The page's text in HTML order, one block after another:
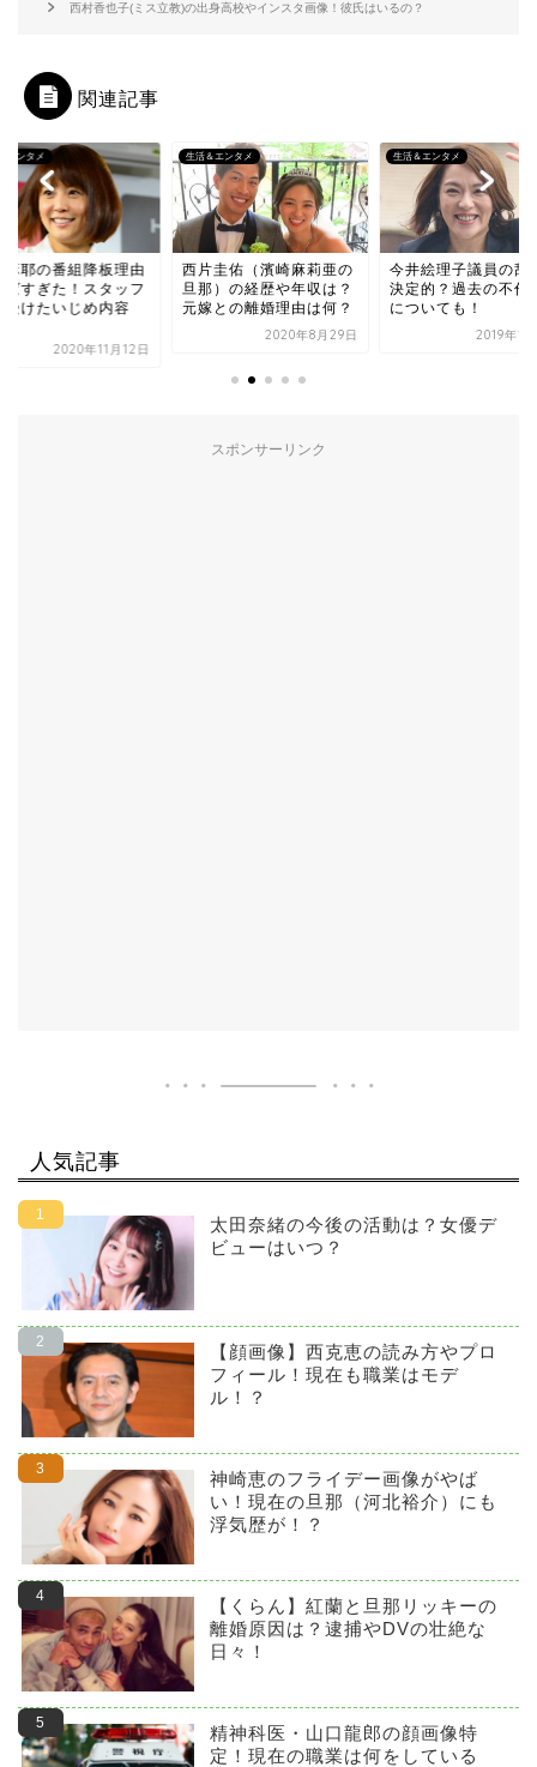
西村香也子(ミス立教)の出身高校やインスタ画像！彼氏はいるの？
関連記事
エンタメ
麻耶の番組降板理由
ばすぎた！スタッフ
受けたいじめ内容
2020年11月12日
生活＆エンタメ
西片圭佑（濱崎麻莉亜の
旦那）の経歴や年収は？
元嫁との離婚理由は何？
2020年8月29日
生活＆エンタメ
今井絵理子議員の辞
決定的？過去の不倫
についても！
2019年12
スポンサーリンク
人気記事
太田奈緒の今後の活動は？女優デ
ビューはいつ？
【顔画像】西克恵の読み方やプロ
フィール！現在も職業はモデ
ル！？
神崎恵のフライデー画像がやば
い！現在の旦那（河北裕介）にも
浮気歴が！？
【くらん】紅蘭と旦那リッキーの
離婚原因は？逮捕やDVの壮絶な
日々！
精神科医・山口龍郎の顔画像特
定！現在の職業は何をしている